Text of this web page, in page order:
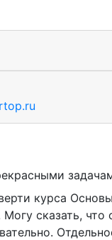
курса
сказать,